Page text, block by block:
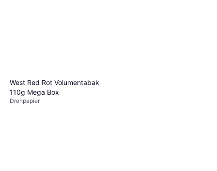
West Red Rot Volumentabak
110g Mega Box
Drehpapier